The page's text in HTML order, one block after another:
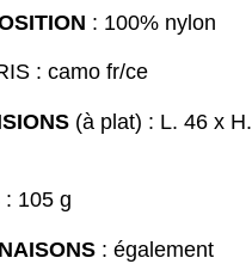
: 100% nylon
: camo fr/ce
(à plat) : L. 46 x H.
: 105 g
: également